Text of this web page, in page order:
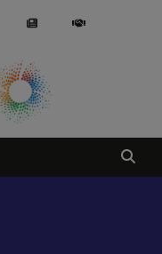
Ouvrir